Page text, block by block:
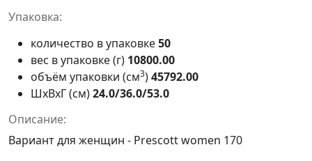
Упаковка:
количество в упаковке50
вес в упаковке (г) 10800.00
объём упаковки (см3)45792.00
ШxВxГ (см)24.0/36.0/53.0
Описание:
Вариант для женщин - Prescott women 170